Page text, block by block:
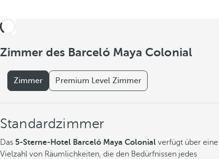
Zimmer des Barceló Maya Colonial
Zimmer Premium Level Zimmer
Standardzimmer
Das 5-Sterne-Hotel Barceló Maya Colonial verfügt über eine
Vielzahl von Räumlichkeiten, die den Bedürfnissen jedes